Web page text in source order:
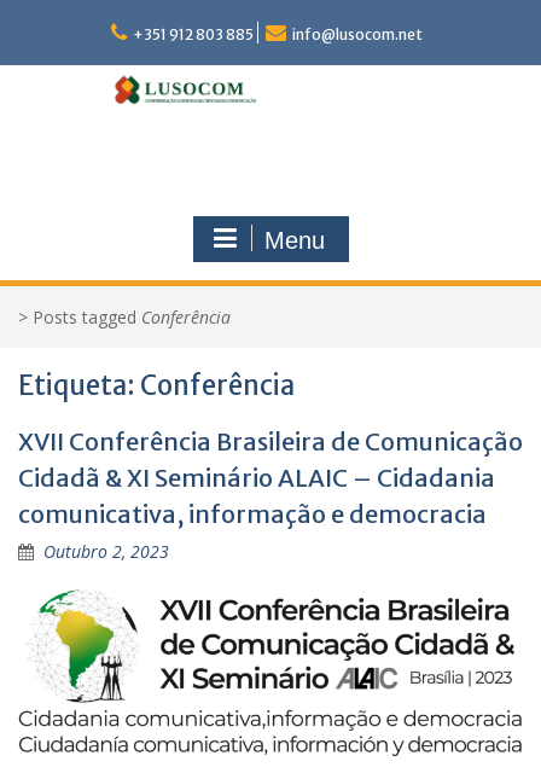
content
+351 912 803 885 info@lusocom.net
Menu
> Posts tagged Conferência
Etiqueta: Conferência
XVII Conferência Brasileira de Comunicação
Cidadã & XI Seminário ALAIC – Cidadania
comunicativa, informação e democracia
Outubro 2, 2023